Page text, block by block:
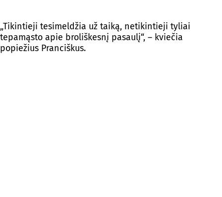
„Tikintieji tesimeldžia už taiką, netikintieji tyliai
tepamąsto apie broliškesnį pasaulį“, – kviečia
popiežius Pranciškus.